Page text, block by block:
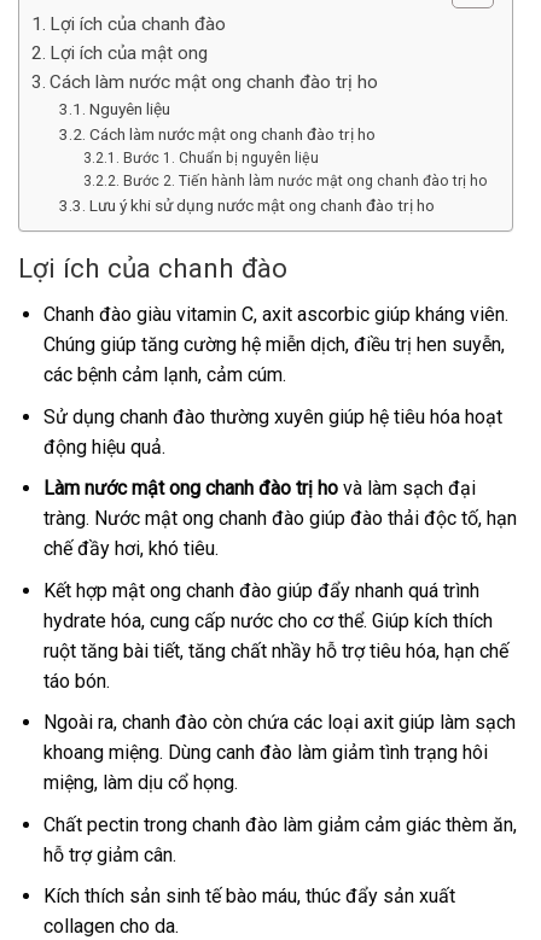
Lợi ích của chanh đào
Lợi ích của mật ong
Cách làm nước mật ong chanh đào trị ho
Nguyên liệu
Cách làm nước mật ong chanh đào trị ho
Bước 1. Chuẩn bị nguyên liệu
Bước 2. Tiến hành làm nước mật ong chanh đào trị ho
Lưu ý khi sử dụng nước mật ong chanh đào trị ho
Lợi ích của chanh đào
Chanh đào giàu vitamin C, axit ascorbic giúp kháng viên.
Chúng giúp tăng cường hệ miễn dịch, điều trị hen suyễn,
các bệnh cảm lạnh, cảm cúm.
Sử dụng chanh đào thường xuyên giúp hệ tiêu hóa hoạt
động hiệu quả.
Làm nước mật ong chanh đào trị hovà làm sạch đại
tràng. Nước mật ong chanh đào giúp đào thải độc tố, hạn
chế đầy hơi, khó tiêu.
Kết hợp mật ong chanh đào giúp đẩy nhanh quá trình
hydrate hóa, cung cấp nước cho cơ thể. Giúp kích thích
ruột tăng bài tiết, tăng chất nhầy hỗ trợ tiêu hóa, hạn chế
táo bón.
Ngoài ra, chanh đào còn chứa các loại axit giúp làm sạch
khoang miệng. Dùng canh đào làm giảm tình trạng hôi
miệng, làm dịu cổ họng.
Chất pectin trong chanh đào làm giảm cảm giác thèm ăn,
hỗ trợ giảm cân.
Kích thích sản sinh tế bào máu, thúc đẩy sản xuất
collagen cho da.